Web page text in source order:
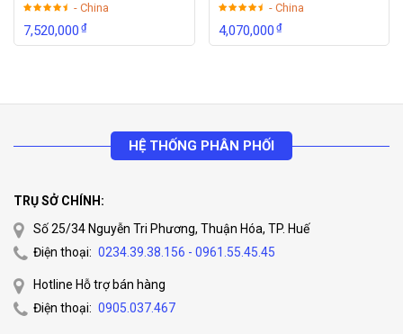
- China
7,520,000₫
- China
4,070,000₫
HỆ THỐNG PHÂN PHỐI
TRỤ SỞ CHÍNH:
Số 25/34 Nguyễn Tri Phương, Thuận Hóa, TP. Huế
Điện thoại: 0234.39.38.156 - 0961.55.45.45
Hotline Hỗ trợ bán hàng
Điện thoại: 0905.037.467